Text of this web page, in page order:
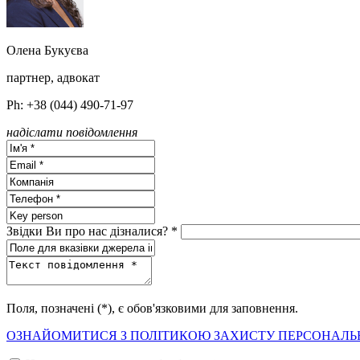
Олена Букуєва
партнер, адвокат
Ph: +38 (044) 490-71-97
надіслати повідомлення
Звідки Ви про нас дізналися? *
Поля, позначені (*), є обов'язковими для заповнення.
ОЗНАЙОМИТИСЯ З ПОЛІТИКОЮ ЗАХИСТУ